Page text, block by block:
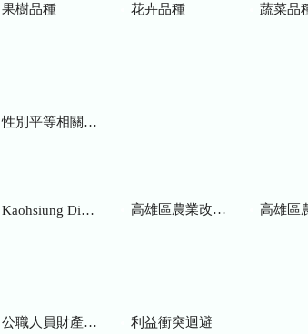
果樹品種 花卉品種 蔬菜品
性別平等相關網站
Kaohsiung District Agricultural Research and Extension Station 高雄區農業改良場年報 高雄區
公職人員財產申報 利益衝突迴避